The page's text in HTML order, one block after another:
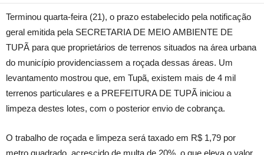
Terminou quarta-feira (21), o prazo estabelecido pela notificação
geral emitida pela SECRETARIA DE MEIO AMBIENTE DE
TUPÃ para que proprietários de terrenos situados na área urbana
do município providenciassem a roçada dessas áreas. Um
levantamento mostrou que, em Tupã, existem mais de 4 mil
terrenos particulares e a PREFEITURA DE TUPÃ iniciou a
limpeza destes lotes, com o posterior envio de cobrança.
O trabalho de roçada e limpeza será taxado em R$ 1,79 por